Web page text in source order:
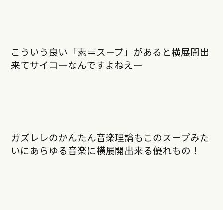
こういう良い「素＝スープ」があると横展開出
来てサイコーなんですよねえー
ガズレレのかんたん音楽理論もこのスープみた
いにあらゆる音楽に横展開出来る優れもの！